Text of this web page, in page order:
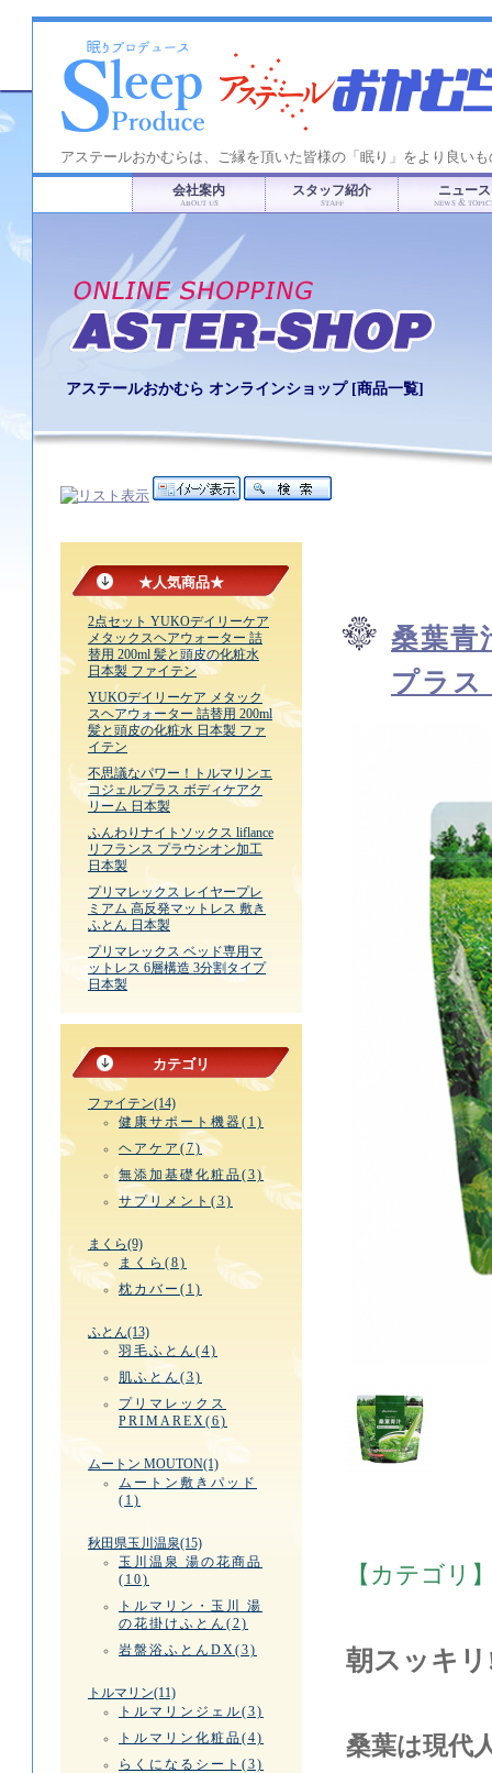
アステールおかむらは、ご縁を頂いた皆様の「眠り」をより良い
会社案内
ABOUT US
スタッフ紹介
STAFF
ニュース
NEWS &
アステールおかむら オンラインショップ [商品一覧]
★人気商品★
2点セット YUKOデイリーケア
メタックスヘアウォーター 詰
替用 200ml 髪と頭皮の化粧水
日本製 ファイテン
YUKOデイリーケア メタック
スヘアウォーター 詰替用 200ml
髪と頭皮の化粧水 日本製 ファ
イテン
不思議なパワー！トルマリンエ
コジェルプラス ボディケアク
リーム 日本製
ふんわりナイトソックス liflance
リフランス プラウシオン加工
日本製
プリマレックス レイヤープレ
ミアム 高反発マットレス 敷き
ふとん 日本製
プリマレックス ベッド専用マ
ットレス 6層構造 3分割タイプ
日本製
カテゴリ
ファイテン(14)
健康サポート機器(1)
ヘアケア(7)
無添加基礎化粧品(3)
サプリメント(3)
まくら(9)
まくら(8)
枕カバー(1)
ふとん(13)
羽毛ふとん(4)
肌ふとん(3)
プリマレックス
PRIMAREX(6)
ムートン MOUTON(1)
ムートン敷きパッド
(1)
秋田県玉川温泉(15)
玉川温泉 湯の花商品
(10)
トルマリン・玉川 湯
の花掛けふとん(2)
岩盤浴ふとんDX(3)
トルマリン(11)
トルマリンジェル(3)
トルマリン化粧品(4)
らくになるシート(3)
桑葉青
プラス
【カテゴリ
朝スッキ
桑葉は現代